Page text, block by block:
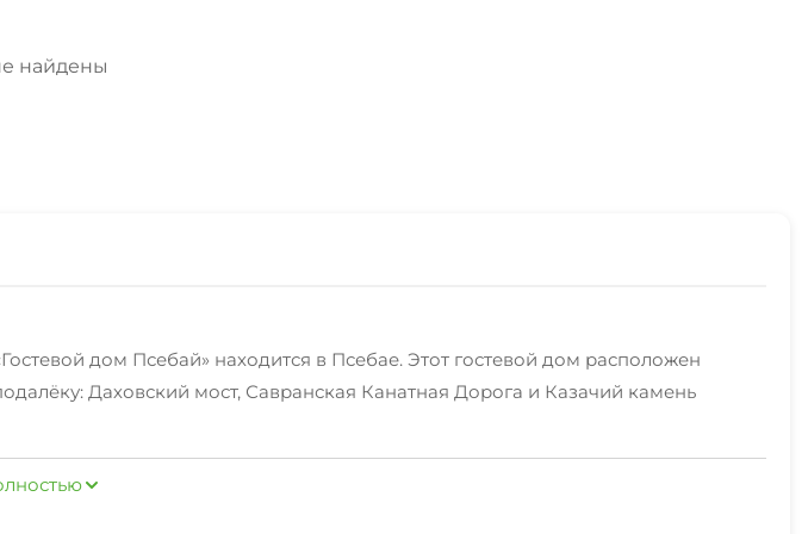
найдены
дом Псебай» находится в Псебае. Этот гостевой дом расположен
Даховский мост, Савранская Канатная Дорога и Казачий камень